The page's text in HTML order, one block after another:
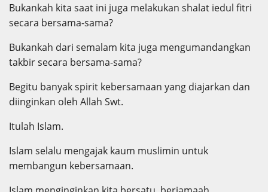
Bukankah kita saat ini juga melakukan shalat iedul fitri
secara bersama-sama?
Bukankah dari semalam kita juga mengumandangkan
takbir secara bersama-sama?
Begitu banyak spirit kebersamaan yang diajarkan dan
diinginkan oleh Allah Swt.
Itulah Islam.
Islam selalu mengajak kaum muslimin untuk
membangun kebersamaan.